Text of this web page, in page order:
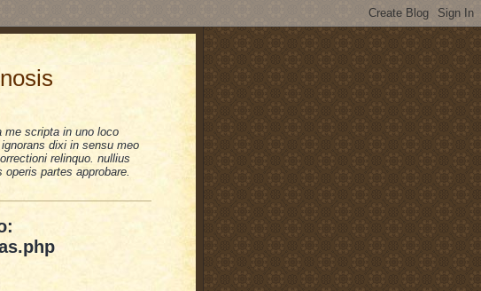
me scripta in uno loco
dixi in sensu meo
relinquo. nullius
partes approbare.